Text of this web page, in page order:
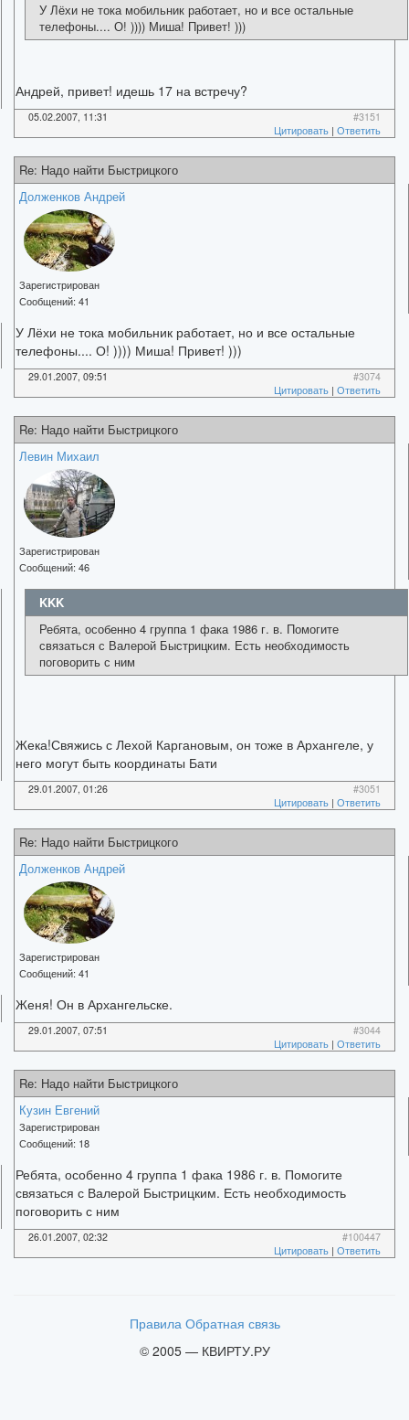
У Лёхи не тока мобильник работает, но и все остальные
телефоны.... О! )))) Миша! Привет! )))
Андрей, привет! идешь 17 на встречу?
05.02.2007, 11:31
#3151
Цитировать | Ответить
Re: Надо найти Быстрицкого
Долженков Андрей
Зарегистрирован
Сообщений: 41
У Лёхи не тока мобильник работает, но и все остальные
телефоны.... О! )))) Миша! Привет! )))
29.01.2007, 09:51
#3074
Цитировать | Ответить
Re: Надо найти Быстрицкого
Левин Михаил
Зарегистрирован
Сообщений: 46
KKK
Ребята, особенно 4 группа 1 фака 1986 г. в. Помогите
связаться с Валерой Быстрицким. Есть необходимость
поговорить с ним
Жека!Свяжись с Лехой Каргановым, он тоже в Архангеле, у
него могут быть координаты Бати
29.01.2007, 01:26
#3051
Цитировать | Ответить
Re: Надо найти Быстрицкого
Долженков Андрей
Зарегистрирован
Сообщений: 41
Женя! Он в Архангельске.
29.01.2007, 07:51
#3044
Цитировать | Ответить
Re: Надо найти Быстрицкого
Кузин Евгений
Зарегистрирован
Сообщений: 18
Ребята, особенно 4 группа 1 фака 1986 г. в. Помогите
связаться с Валерой Быстрицким. Есть необходимость
поговорить с ним
26.01.2007, 02:32
#100447
Цитировать | Ответить
Правила Обратная связь
© 2005 — КВИРТУ.РУ